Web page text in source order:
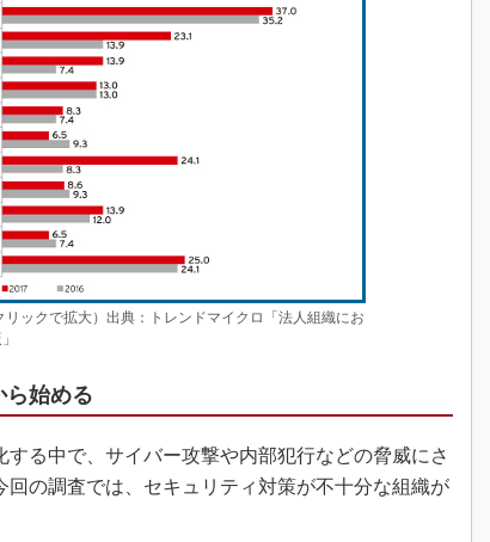
ックで拡大）出典：トレンドマイクロ「法人組織にお
ら始める
る中で、サイバー攻撃や内部犯行などの脅威にさ
の調査では、セキュリティ対策が不十分な組織が